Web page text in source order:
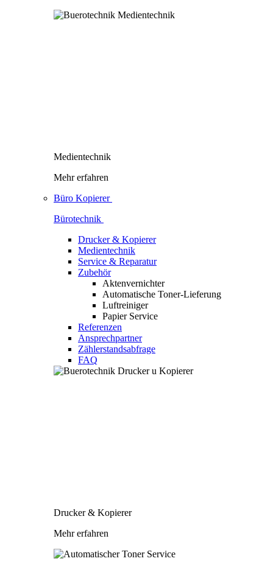
Medientechnik
Mehr erfahren
Büro Kopierer
Bürotechnik
Drucker & Kopierer
Medientechnik
Service & Reparatur
Zubehör
Aktenvernichter
Automatische Toner-Lieferung
Luftreiniger
Papier Service
Referenzen
Ansprechpartner
Zählerstandsabfrage
FAQ
Drucker & Kopierer
Mehr erfahren